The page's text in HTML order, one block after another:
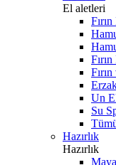
El aletleri
Un
Su
Hazırlık
Hazırlık